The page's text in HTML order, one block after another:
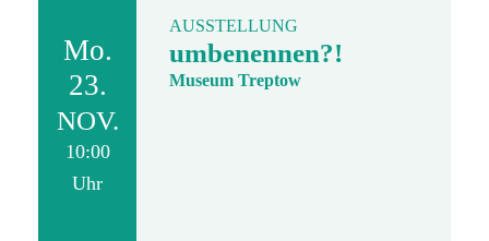
Mo.
23.
NOV.
10:00
Uhr
AUSSTELLUNG
umbenennen?!
Museum Treptow